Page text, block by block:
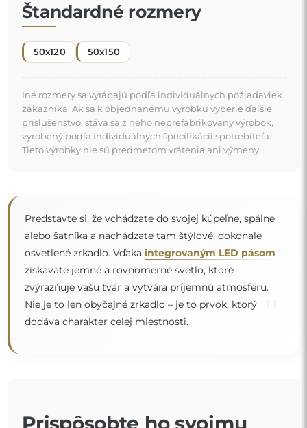
Štandardné rozmery
50x120 50x150
Iné rozmery sa vyrábajú podľa individuálnych požiadaviek
zákazníka. Ak sa k objednanému výrobku vyberie ďalšie
príslušenstvo, stáva sa z neho neprefabrikovaný výrobok,
vyrobený podľa individuálnych špecifikácií spotrebiteľa.
Tieto výrobky nie sú predmetom vrátenia ani výmeny.
Predstavte si, že vchádzate do svojej kúpeľne, spálne
alebo šatníka a nachádzate tam štýlové, dokonale
osvetlené zrkadlo. Vďaka integrovaným LED pásom
získavate jemné a rovnomerné svetlo, ktoré
zvýrazňuje vašu tvár a vytvára príjemnú atmosféru.
Nie je to len obyčajné zrkadlo – je to prvok, ktorý
dodáva charakter celej miestnosti.
Prispôsobte ho svojmu